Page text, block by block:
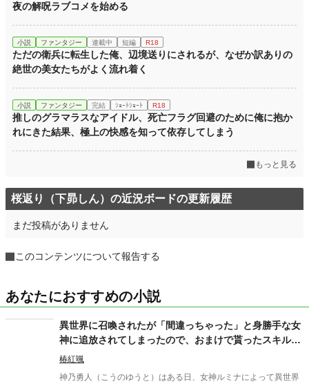
夜の解呪ラブコメを始める
小説 ファンタジー 連載中 短編 R18
ただの衛兵に転生した俺、辺境送りにされるが、なぜか訳ありの
絶世の美女たちがよく流れ着く
小説 ファンタジー 完結 ｼｮｰﾄｼｮｰﾄ R18
推しのグラマラスなアイドル、死亡フラグ回避のために俺に抱か
れにきた結果、極上の快感を知って依存してしまう
もっと見る
桜返り（下昴しん）の近況ボードの更新履歴
まだ投稿がありません
このコンテンツについて報告する
あなたにおすすめの小説
異世界に召喚されたが「間違っちゃった」と身勝手な女
神に追放されてしまったので、おまけで貰ったスキルで
凡人の俺は頑張って生き残ります！
椿紅颯
神乃勇人（こうのゆうと）はある日、女神ルミナによって異世界